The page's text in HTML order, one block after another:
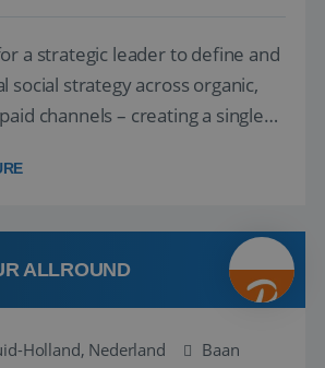
a strategic leader to define and
social strategy across organic,
channels – creating a single
be published until 18 August
discre...
ALLROUND
Holland, Nederland
Baan